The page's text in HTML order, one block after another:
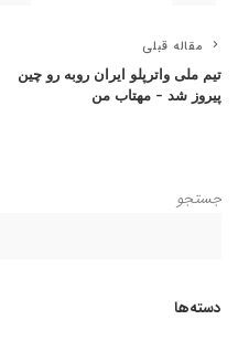
مقاله قبلی
تیم ملی واترپلو ایران روبه رو چین
پیروز شد – مهتاب من
جستجو
دسته‌ها